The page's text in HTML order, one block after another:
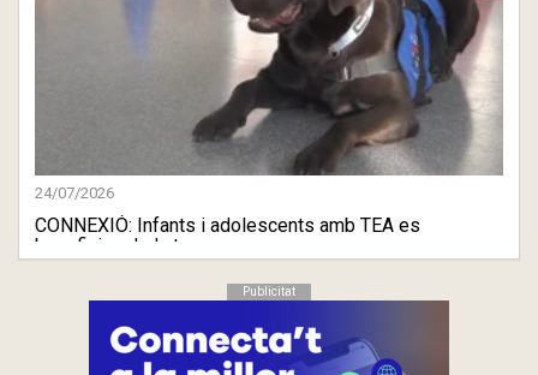
24/07/2026
CONNEXIÓ: Infants i adolescents amb TEA es
beneficien de la te ...
Publicitat